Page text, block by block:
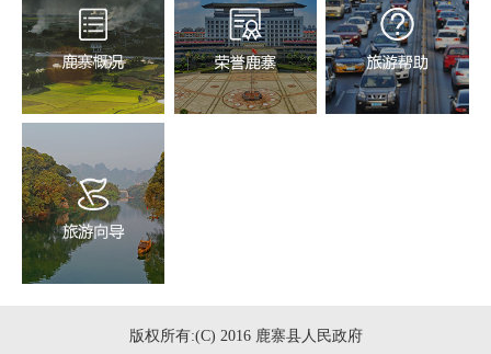
版权所有:(C) 2016 鹿寨县人民政府